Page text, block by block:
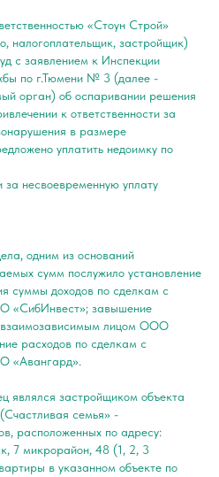
«Стоун Строй»
налогоплательщик, застройщик)
с заявлением к Инспекции
по г.Тюмени № 3 (далее -
орган) об оспаривании решения
к ответственности за
в размере
уплатить недоимку по
за несвоевременную уплату
одним из оснований
сумм послужило установление
суммы доходов по сделкам с
«СибИнвест»; завышение
взаимозависимым лицом ООО
расходов по сделкам с
«Авангард».
являлся застройщиком объекта
семья» -
расположенных по адресу:
7 микрорайон, 48 (1, 2, 3
в указанном объекте по